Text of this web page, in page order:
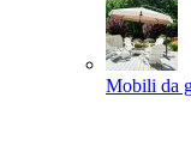
Mobili da